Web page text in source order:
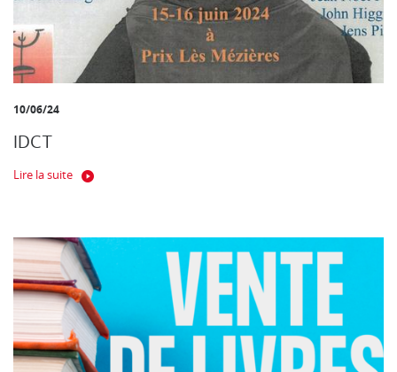
10/06/24
IDCT
Lire la suite